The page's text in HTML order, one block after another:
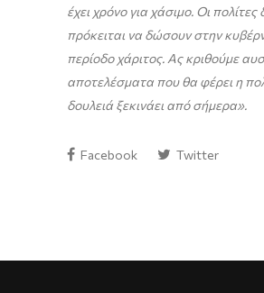
έχει χρόνο για χάσιμο. Οι πολίτες
πρόκειται να δώσουν στην
περίοδο χάριτος. Ας κριθούμε
αποτελέσματα που θα φέρει η
δουλειά ξεκινάει από σήμερα».
Facebook Twitter